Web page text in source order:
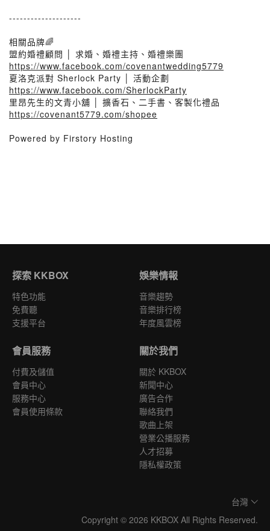
--------------------
相關品牌🌈
盟約婚禮顧問 │ 求婚、婚禮主持、婚禮樂團
https://www.facebook.com/covenantwedding5779
夏洛克派對 Sherlock Party │ 活動企劃
https://www.facebook.com/SherlockParty
里昂先生的文青小舖 │ 擴香石、二手書、客製化禮品
https://covenant5779.com/shopee
Powered by Firstory Hosting
探索 KKBOX
特色功能
免費聽
支援平台
娛樂情報
音樂趨勢
音樂排行榜
年度風雲榜
會員服務
付費及儲值
會員中心
服務中心
會員使用條款
關於我們
關於 KKBOX
新聞中心
廣告合作
聯絡我們
歌曲上架
營業公播服務
人才招募
隱私權政策
台灣
Copyright © 2026 KKBOX All Rights Reserved.